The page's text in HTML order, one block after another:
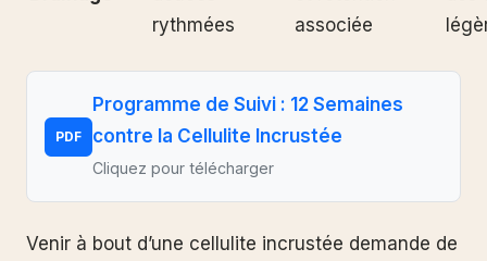
rythmées
associée
PDF
Programme de Suivi : 12 Semaines
contre la Cellulite Incrustée
Cliquez pour télécharger
Venir à bout d’une cellulite incrustée demande de